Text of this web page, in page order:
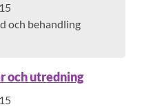
och behandling
och utredning